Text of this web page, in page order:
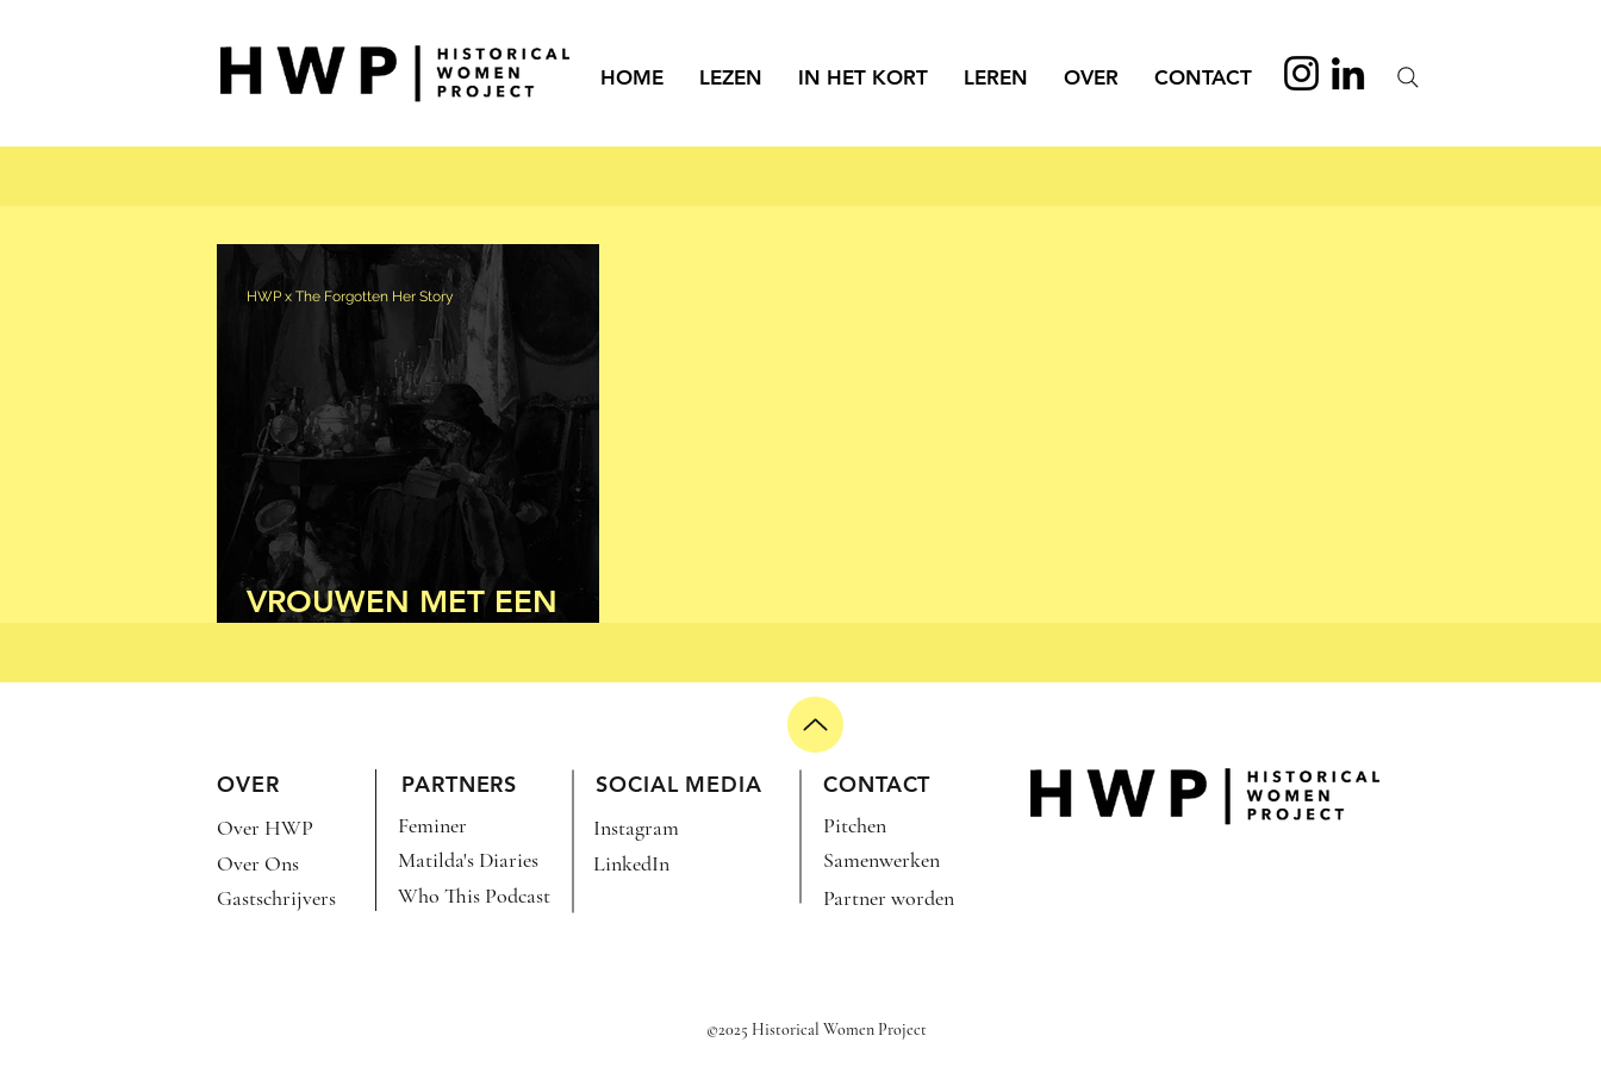
HOME LEZEN IN HET KORT LEREN OVER CONTACT
VROUWEN MET EEN
HWP x The Forgotten Her Story
OVER PARTNERS SOCIAL MEDIA CONTACT
Over HWP
Over Ons
Pitchen
Samenwerken
Instagram
Feminer
Matilda's Diaries
LinkedIn
Gastschrijvers
Who This Podcast Partner worden
©2025 Historical Women Project